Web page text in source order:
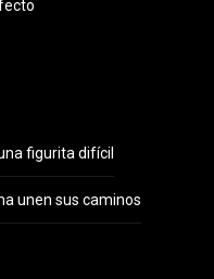
figurita difícil
unen sus caminos